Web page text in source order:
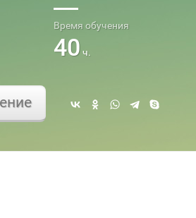
Время обучения
40ч.